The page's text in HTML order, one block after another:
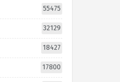
55475
32129
18427
17800